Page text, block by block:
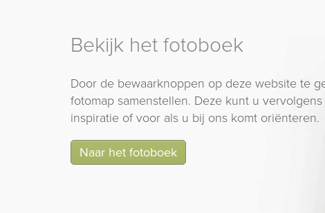
Bekijk het fotoboek
Door de bewaarknoppen op deze website te
fotomap samenstellen. Deze kunt u
inspiratie of voor als u bij ons komt oriënteren.
Naar het fotoboek